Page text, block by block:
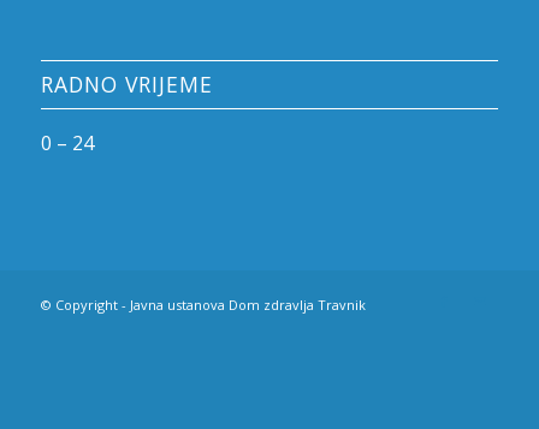
RADNO VRIJEME
0 – 24
© Copyright - Javna ustanova Dom zdravlja Travnik